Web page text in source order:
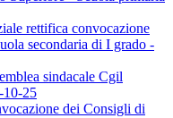
rettifica convocazione
secondaria di I grado -
sindacale Cgil
10-25
dei Consigli di